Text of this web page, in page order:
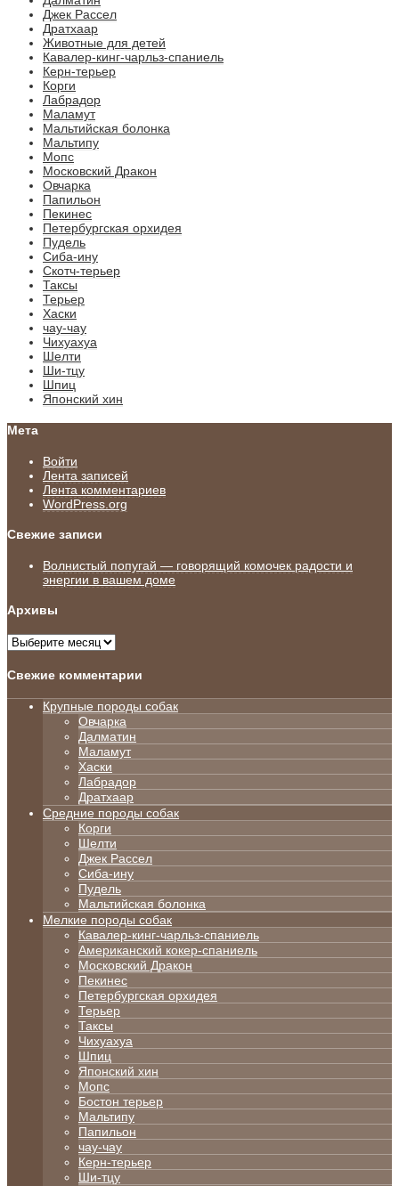
Джек Рассел
Дратхаар
Животные для детей
Кавалер-кинг-чарльз-спаниель
Керн-терьер
Корги
Лабрадор
Маламут
Мальтийская болонка
Мальтипу
Мопс
Московский Дракон
Овчарка
Папильон
Пекинес
Петербургская орхидея
Пудель
Сиба-ину
Скотч-терьер
Таксы
Терьер
Хаски
чау-чау
Чихуахуа
Шелти
Ши-тцу
Шпиц
Японский хин
Мета
Войти
Лента записей
Лента комментариев
WordPress.org
Свежие записи
Волнистый попугай — говорящий комочек радости и
энергии в вашем доме
Архивы
Архивы
Свежие комментарии
Крупные породы собак
Овчарка
Далматин
Маламут
Хаски
Лабрадор
Дратхаар
Средние породы собак
Корги
Шелти
Джек Рассел
Сиба-ину
Пудель
Мальтийская болонка
Мелкие породы собак
Кавалер-кинг-чарльз-спаниель
Американский кокер-спаниель
Московский Дракон
Пекинес
Петербургская орхидея
Терьер
Таксы
Чихуахуа
Шпиц
Японский хин
Мопс
Бостон терьер
Мальтипу
Папильон
чау-чау
Керн-терьер
Ши-тцу